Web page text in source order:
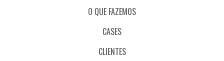
O QUE FAZEMOS
CASES
CLIENTES